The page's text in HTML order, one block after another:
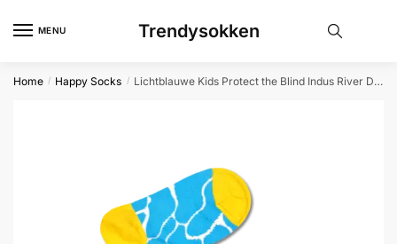
MENU Trendysokken
Home / Happy Socks / Lichtblauwe Kids Protect the Blind Indus River Dolphin Crew sokken | Happy Socks